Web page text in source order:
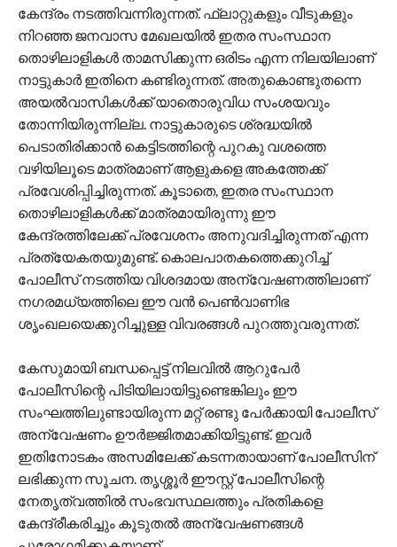
കേന്ദ്രം നടത്തിവന്നിരുന്നത്. ഫ്‌ലാറ്റുകളും വീടുകളും
നിറഞ്ഞ ജനവാസ മേഖലയില്‍ ഇതര സംസ്ഥാന
തൊഴിലാളികള്‍ താമസിക്കുന്ന ഒരിടം എന്ന നിലയിലാണ്
നാട്ടുകാര്‍ ഇതിനെ കണ്ടിരുന്നത്. അതുകൊണ്ടുതന്നെ
അയല്‍വാസികള്‍ക്ക് യാതൊരുവിധ സംശയവും
തോന്നിയിരുന്നില്ല. നാട്ടുകാരുടെ ശ്രദ്ധയില്‍
പെടാതിരിക്കാന്‍ കെട്ടിടത്തിന്റെ പുറകു വശത്തെ
വഴിയിലൂടെ മാത്രമാണ് ആളുകളെ അകത്തേക്ക്
പ്രവേശിപ്പിച്ചിരുന്നത്. കൂടാതെ, ഇതര സംസ്ഥാന
തൊഴിലാളികള്‍ക്ക് മാത്രമായിരുന്നു ഈ
കേന്ദ്രത്തിലേക്ക് പ്രവേശനം അനുവദിച്ചിരുന്നത് എന്ന
പ്രത്യേകതയുമുണ്ട്. കൊലപാതകത്തെക്കുറിച്ച്
പോലീസ് നടത്തിയ വിശദമായ അന്വേഷണത്തിലാണ്
നഗരമധ്യത്തിലെ ഈ വന്‍ പെണ്‍വാണിഭ
ശൃംഖലയെക്കുറിച്ചുള്ള വിവരങ്ങള്‍ പുറത്തുവരുന്നത്.
കേസുമായി ബന്ധപ്പെട്ട് നിലവില്‍ ആറുപേര്‍
പോലീസിന്റെ പിടിയിലായിട്ടുണ്ടെങ്കിലും ഈ
സംഘത്തിലുണ്ടായിരുന്ന മറ്റ് രണ്ടു പേര്‍ക്കായി പോലീസ്
അന്വേഷണം ഊര്‍ജ്ജിതമാക്കിയിട്ടുണ്ട്. ഇവര്‍
ഇതിനോടകം അസമിലേക്ക് കടന്നതായാണ് പോലീസിന്
ലഭിക്കുന്ന സൂചന. തൃശ്ശൂര്‍ ഈസ്റ്റ് പോലീസിന്റെ
നേതൃത്വത്തില്‍ സംഭവസ്ഥലത്തും പ്രതികളെ
കേന്ദ്രീകരിച്ചും കൂടുതല്‍ അന്വേഷണങ്ങള്‍